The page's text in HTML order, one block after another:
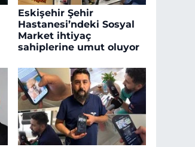
Eskişehir Şehir
Hastanesi’ndeki Sosyal
Market ihtiyaç
sahiplerine umut oluyor